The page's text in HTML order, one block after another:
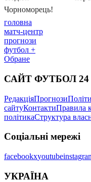
головна
матч-центр
прогнози
футбол +
Обране
САЙТ ФУТБОЛ 24
РедакціяПрогнози
сайтуКонтактиПравила
політикаСтруктура
Соціальні мережі
facebookxyoutube
УКРАЇНА